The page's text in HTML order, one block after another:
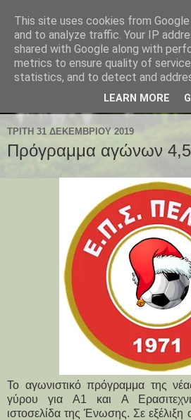
ΤΡΊΤΗ 31 ΔΕΚΕΜΒΡΊΟΥ 2019
Πρόγραμμα αγώνων 4,5
Το αγωνιστικό πρόγραμμα της
γύρου για Α1 και Α
ιστοσελίδα της Ένωσης. Σε
This site uses cookies from
and to analyze traffic. Your IP
shared with Google along with
metrics to ensure quality of
statistics, and to detect and
LEARN MORE